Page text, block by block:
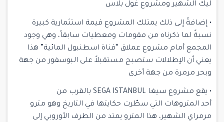
ليك الشهير ومشروع غول بلاس
• إضافةً إلى ذلك يمتلك المشروع قيمة استثمارية كبيرة
نسبةً لما ذكرناه من مقومات ومعطيات سابقاً، وهي وجود
المجمع أمام مشروع عملاق “ قناة اسطنبول المائية” هذا
يعني أن الإطلالات ستصبح مستقبلاً على البوسفور من جهة
وبحر مرمرة من جهة أخرى
• يقع مشروع سيغا SEGA ISTANBUL بالقرب من
أحد المتروهات التي سطّرت حكايتها في التاريخ وهو مترو
مرمراي الشهير، هذا المترو يمتد من الطرف الأوروبي إلى